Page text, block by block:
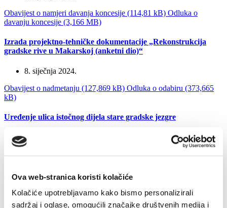
Ova web-stranica koristi kolačiće
Kolačiće upotrebljavamo kako bismo personalizirali
sadržaj i oglase, omogućili značajke društvenih medija i
Obavijest o namjeri davanja koncesije (114,81 kB) Odluka o
davanju koncesije (3,166 MB)
Izrada projektno-tehničke dokumentacije „Rekonstrukcija
gradske rive u Makarskoj (anketni dio)“
8. siječnja 2024.
Obavijest o nadmetanju (127,869 kB) Odluka o odabiru (373,665
kB)
Uređenje ulica istočnog dijela stare gradske jezgre
8. siječnja 2024.
Obavijest o nadmetanju (120,051 kB)Odluka o odabiru (1,263 MB)
Izrada projektno-tehničke dokumentacije
„REKONSTRUKCIJA O.Š. OCA PETRA PERICE“
8. siječnja 2024.